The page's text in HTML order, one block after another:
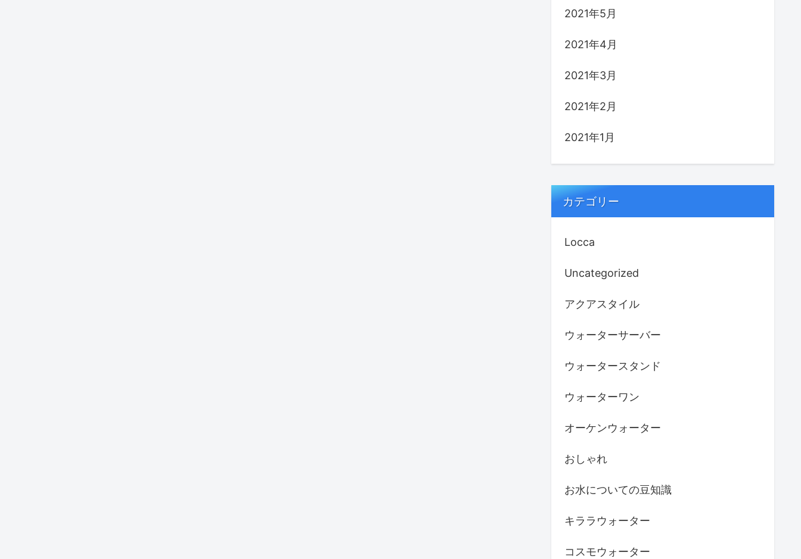
2021年5月
2021年4月
2021年3月
2021年2月
2021年1月
カテゴリー
Locca
Uncategorized
アクアスタイル
ウォーターサーバー
ウォータースタンド
ウォーターワン
オーケンウォーター
おしゃれ
お水についての豆知識
キララウォーター
コスモウォーター